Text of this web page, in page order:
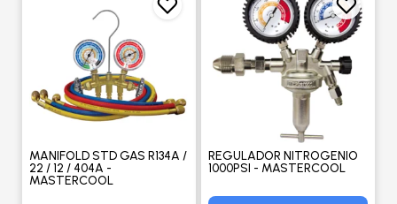
MANIFOLD STD GAS R134A /
22 / 12 / 404A -
MASTERCOOL
REGULADOR NITROGENIO
1000PSI - MASTERCOOL